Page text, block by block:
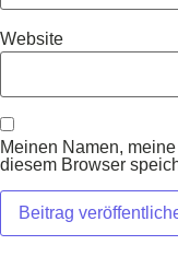
Website
Meinen Namen,
diesem Browser